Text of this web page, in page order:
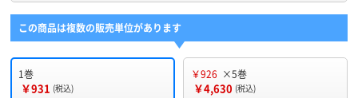
この商品は複数の販売単位があります
1巻
￥931 (税込)
￥926 ×5巻
￥4,630 (税込)